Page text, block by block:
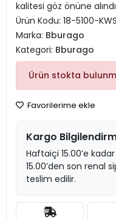
kalitesi göz önüne
Ürün Kodu: 18-5100-KWS
Marka: Bburago
Kategori: Bburago
Ürün stokta
Favorilerime ekle
Kargo
Haftaiçi 15.00’e
15.00’den son renal
teslim edilir.